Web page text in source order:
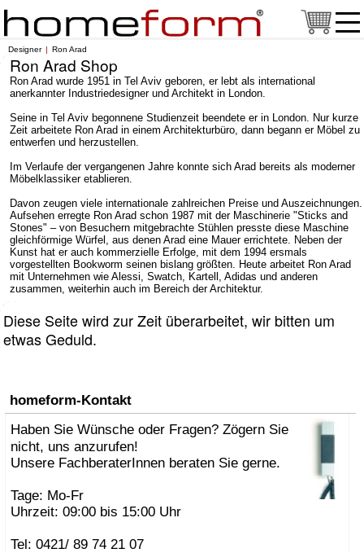
Designer Ron Arad
Ron Arad Shop
Ron Arad wurde 1951 in Tel Aviv geboren, er lebt als international
anerkannter Industriedesigner und Architekt in London.
Seine in Tel Aviv begonnene Studienzeit beendete er in London. Nur kurze
Zeit arbeitete Ron Arad in einem Architekturbüro, dann begann er Möbel zu
entwerfen und herzustellen.
Im Verlaufe der vergangenen Jahre konnte sich Arad bereits als moderner
Möbelklassiker etablieren.
Davon zeugen viele internationale zahlreichen Preise und Auszeichnungen.
Aufsehen erregte Ron Arad schon 1987 mit der Maschinerie "Sticks and
Stones" – von Besuchern mitgebrachte Stühlen presste diese Maschine
gleichförmige Würfel, aus denen Arad eine Mauer errichtete. Neben der
Kunst hat er auch kommerzielle Erfolge, mit dem 1994 ersmals
vorgestellten Bookworm seinen bislang größten. Heute arbeitet Ron Arad
mit Unternehmen wie Alessi, Swatch, Kartell, Adidas und anderen
zusammen, weiterhin auch im Bereich der Architektur.
Diese Seite wird zur Zeit überarbeitet, wir bitten um
etwas Geduld.
homeform-Kontakt
Haben Sie Wünsche oder Fragen? Zögern Sie
nicht, uns anzurufen!
Unsere FachberaterInnen beraten Sie gerne.
Tage: Mo-Fr
Uhrzeit: 09:00 bis 15:00 Uhr
Tel: 0421/ 89 74 21 07